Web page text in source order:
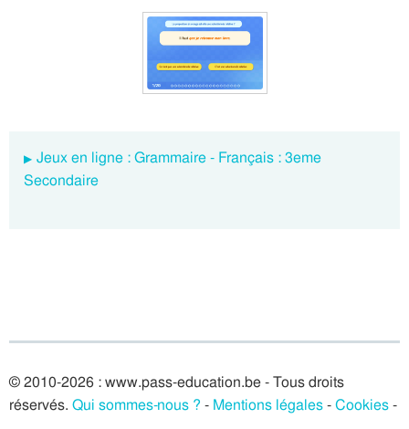
Jeux en ligne : Grammaire - Français : 3eme
Secondaire
© 2010-2026 : www.pass-education.be - Tous droits
réservés. Qui sommes-nous ? - Mentions légales-Cookies-